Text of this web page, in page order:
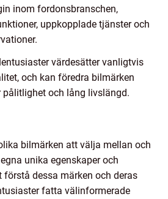
inom fordonsbranschen,
uppkopplade tjänster och
värdesätter vanligtvis
och kan föredra bilmärken
pålitlighet och lång livslängd.
bilmärken att välja mellan och
unika egenskaper och
förstå dessa märken och deras
fatta välinformerade